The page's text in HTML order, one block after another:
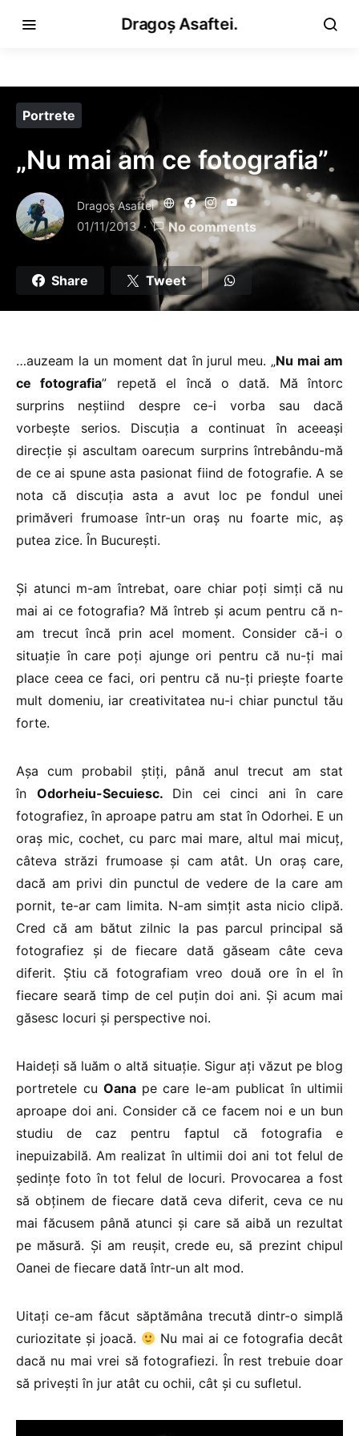
Dragoș Asaftei.
Portrete
„Nu mai am ce fotografia”
Dragoş Asaftei
01/11/2013 No comments
Share Tweet
…auzeam la un moment dat în jurul meu. „Nu mai am
ce fotografia” repetă el încă o dată. Mă întorc
surprins neștiind despre ce-i vorba sau dacă
vorbește serios. Discuția a continuat în aceeași
direcție și ascultam oarecum surprins întrebându-mă
de ce ai spune asta pasionat fiind de fotografie. A se
nota că discuția asta a avut loc pe fondul unei
primăveri frumoase într-un oraș nu foarte mic, aș
putea zice. În București.
Și atunci m-am întrebat, oare chiar poți simți că nu
mai ai ce fotografia? Mă întreb și acum pentru că n-
am trecut încă prin acel moment. Consider că-i o
situație în care poți ajunge ori pentru că nu-ți mai
place ceea ce faci, ori pentru că nu-ți priește foarte
mult domeniu, iar creativitatea nu-i chiar punctul tău
forte.
Așa cum probabil știți, până anul trecut am stat
în Odorheiu-Secuiesc. Din cei cinci ani în care
fotografiez, în aproape patru am stat în Odorhei. E un
oraș mic, cochet, cu parc mai mare, altul mai micuț,
câteva străzi frumoase și cam atât. Un oraș care,
dacă am privi din punctul de vedere de la care am
pornit, te-ar cam limita. N-am simțit asta nicio clipă.
Cred că am bătut zilnic la pas parcul principal să
fotografiez și de fiecare dată găseam câte ceva
diferit. Știu că fotografiam vreo două ore în el în
fiecare seară timp de cel puțin doi ani. Și acum mai
găsesc locuri și perspective noi.
Haideți să luăm o altă situație. Sigur ați văzut pe blog
portretele cu Oana pe care le-am publicat în ultimii
aproape doi ani. Consider că ce facem noi e un bun
studiu de caz pentru faptul că fotografia e
inepuizabilă. Am realizat în ultimii doi ani tot felul de
ședințe foto în tot felul de locuri. Provocarea a fost
să obținem de fiecare dată ceva diferit, ceva ce nu
mai făcusem până atunci și care să aibă un rezultat
pe măsură. Și am reușit, crede eu, să prezint chipul
Oanei de fiecare dată într-un alt mod.
Uitați ce-am făcut săptămâna trecută dintr-o simplă
curiozitate și joacă.
Nu mai ai ce fotografia decât
dacă nu mai vrei să fotografiezi. În rest trebuie doar
să privești în jur atât cu ochii, cât și cu sufletul.